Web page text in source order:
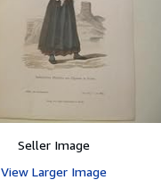
Seller Image
View Larger Image